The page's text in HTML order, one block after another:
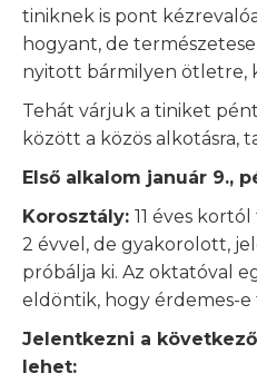
tiniknek is pont
hogyant, de
nyitott bármilyen ötletre,
Tehát várjuk a tiniket
között a közös alkotásra,
Első alkalom január 9.,
Korosztály: 11 éves
2 évvel, de gyakorolott,
próbálja ki. Az oktatóval
eldöntik, hogy érdemes-e
Jelentkezni a
lehet: